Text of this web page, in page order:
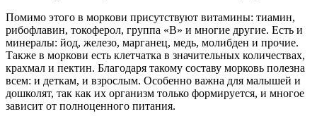
Помимо этого в моркови присутствуют витамины: тиамин,
рибофлавин, токоферол, группа «B» и многие другие. Есть и
минералы: йод, железо, марганец, медь, молибден и прочие.
Также в моркови есть клетчатка в значительных количествах,
крахмал и пектин. Благодаря такому составу морковь полезна
всем: и деткам, и взрослым. Особенно важна для малышей и
дошколят, так как их организм только формируется, и многое
зависит от полноценного питания.